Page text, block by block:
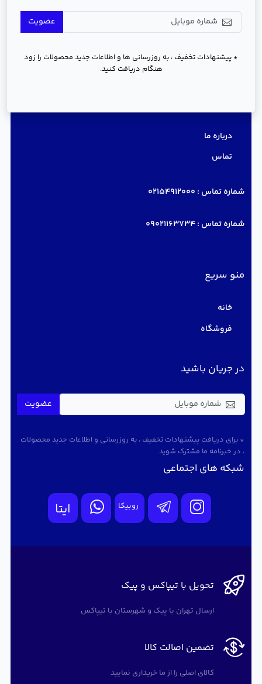
عضویت
* پیشنهادات تخفیف ، به روزرسانی ها و اطلاعات جدید محصولات را زود
هنگام دریافت کنید.
درباره ما
تماس
شماره تماس : 02154912000
شماره تماس :09021163734
منو سریع
خانه
فروشگاه
در جریان باشید
عضویت
* برای دریافت پیشنهادات تخفیف ، به روزرسانی و اطلاعات جدید محصولات
، در خبرنامه ما مشترک شوید.
شبکه های اجتماعی
روبیکا ایتا
تحویل با تیپاکس و پیک
ارسال تهران با پیک و شهرستان با تیپاکس
تضمین اصالت کالا
کالای اصلی را از ما خریداری نمایید